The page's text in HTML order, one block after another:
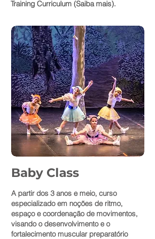
Training Curriculum (Saiba mais).
Baby Class
A partir dos 3 anos e meio, curso
especializado em noções de ritmo,
espaço ecoordenação de movimentos,
visando o desenvolvimento e o
fortalecimento muscular preparatório